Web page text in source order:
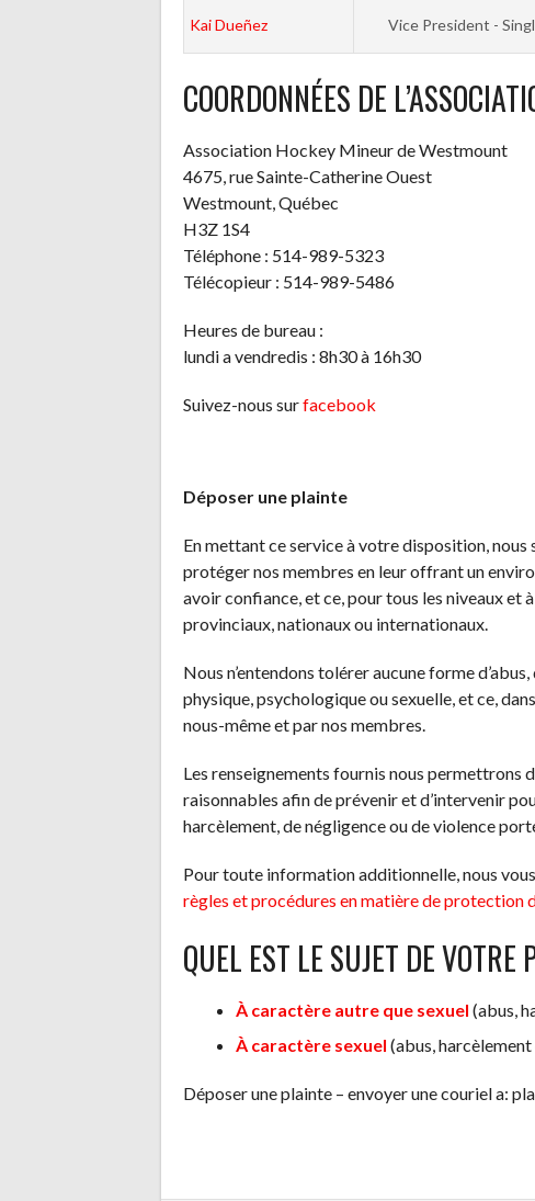
Kai Dueñez Vice President -
COORDONNÉES DE
Association Hockey Mineur de Westmount
4675, rue Sainte-Catherine Ouest
Westmount, Québec
H3Z 1S4
Téléphone : 514-989-5323
Télécopieur : 514-989-5486
Heures de bureau :
lundi a vendredis : 8h30 à 16h30
Suivez-nous surfacebook
Déposer une plainte
En mettant ce service à votre disposition,
protéger nos membres en leur offrant un
avoir confiance, et ce, pour tous les niveaux et
provinciaux, nationaux ou internationaux.
Nous n’entendons tolérer aucune forme
physique, psychologique ou sexuelle, et ce,
nous-même et par nos membres.
Les renseignements fournis nous permettrons
raisonnables afin de prévenir et d’intervenir
harcèlement, de négligence ou de violence
Pour toute information additionnelle, nous
règles et procédures en matière de protection
QUEL EST LE SUJET DE VOTRE
À caractère autre que sexuel (abus,
À caractère sexuel (abus,
Déposer une plainte – envoyer une couriel a: